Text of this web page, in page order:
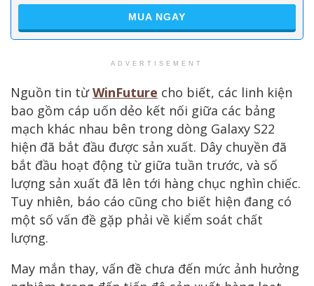
MUA NGAY
ADVERTISEMENT
Nguồn tin từWinFuture cho biết, các linh kiện
bao gồm cáp uốn dẻo kết nối giữa các bảng
mạch khác nhau bên trong dòng Galaxy S22
hiện đã bắt đầu được sản xuất. Dây chuyền đã
bắt đầu hoạt động từ giữa tuần trước, và số
lượng sản xuất đã lên tới hàng chục nghìn chiếc.
Tuy nhiên, báo cáo cũng cho biết hiện đang có
một số vấn đề gặp phải về kiểm soát chất
lượng.
May mắn thay, vấn đề chưa đến mức ảnh hưởng